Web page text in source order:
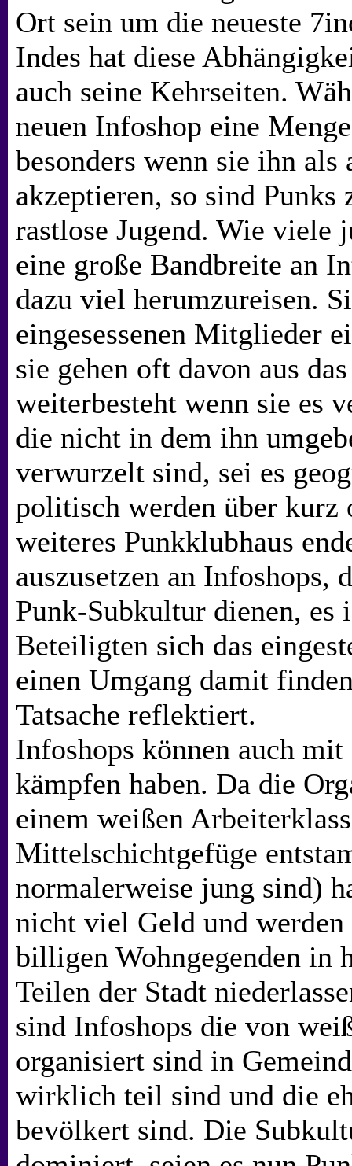
Ort sein um die neueste
Indes hat diese
auch seine Kehrseiten.
neuen Infoshop eine
besonders wenn sie ihn
akzeptieren, so sind Punks
rastlose Jugend. Wie viele
eine große Bandbreite an
dazu viel herumzureisen.
eingesessenen Mitglieder
sie gehen oft davon aus
weiterbesteht wenn sie es
die nicht in dem ihn
verwurzelt sind, sei es
politisch werden über kurz
weiteres Punkklubhaus
auszusetzen an Infoshops,
Punk-Subkultur dienen, es
Beteiligten sich das
einen Umgang damit
Tatsache reflektiert.
Infoshops können auch
kämpfen haben. Da die
einem weißen
Mittelschichtgefüge
normalerweise jung sind)
nicht viel Geld und
billigen Wohngegenden in
Teilen der Stadt
sind Infoshops die von
organisiert sind in
wirklich teil sind und die
bevölkert sind. Die